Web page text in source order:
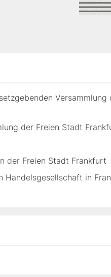
Versammlung
der Freien Stadt
der Freien Stadt Frankfurt
Handelsgesellschaft in